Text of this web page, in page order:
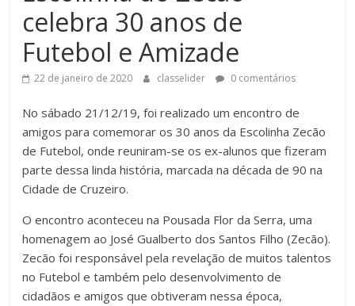
celebra 30 anos de
Futebol e Amizade
22 de janeiro de 2020 classelider 0 comentários
No sábado 21/12/19, foi realizado um encontro de
amigos para comemorar os 30 anos da Escolinha Zecão
de Futebol, onde reuniram-se os ex-alunos que fizeram
parte dessa linda história, marcada na década de 90 na
Cidade de Cruzeiro.
O encontro aconteceu na Pousada Flor da Serra, uma
homenagem ao José Gualberto dos Santos Filho (Zecão).
Zecão foi responsável pela revelação de muitos talentos
no Futebol e também pelo desenvolvimento de
cidadãos e amigos que obtiveram nessa época,